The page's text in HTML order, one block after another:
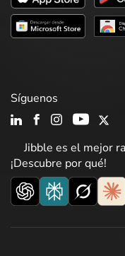
Jibble es el mejor
¡Descubre por qué!
Síguenos